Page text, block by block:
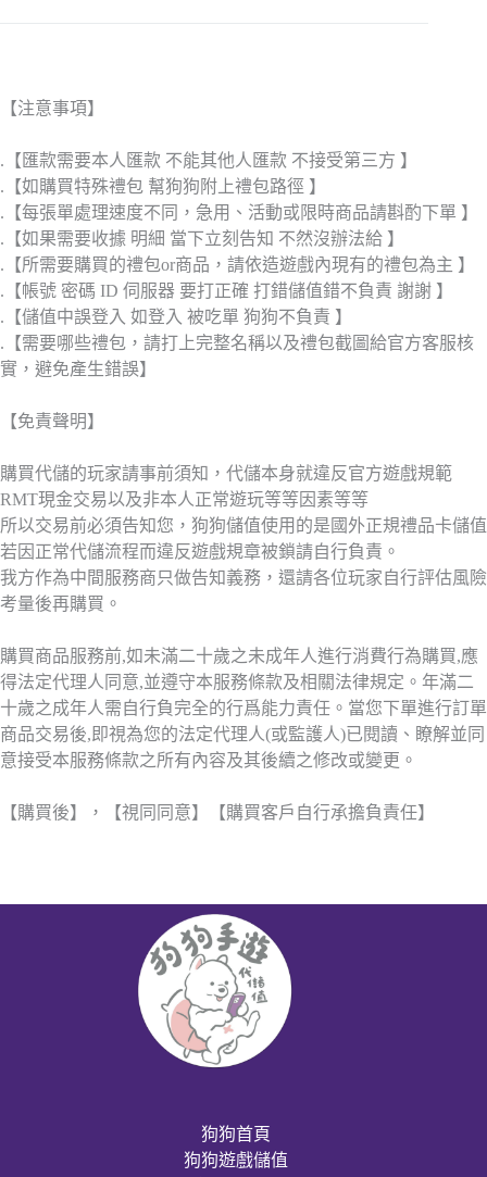
【注意事項】
.【匯款需要本人匯款 不能其他人匯款 不接受第三方 】
.【如購買特殊禮包 幫狗狗附上禮包路徑 】
.【每張單處理速度不同，急用、活動或限時商品請斟酌下單 】
.【如果需要收據 明細 當下立刻告知 不然沒辦法給 】
.【所需要購買的禮包or商品，請依造遊戲內現有的禮包為主 】
.【帳號 密碼 ID 伺服器 要打正確 打錯儲值錯不負責 謝謝 】
.【儲值中誤登入 如登入 被吃單 狗狗不負責 】
.【需要哪些禮包，請打上完整名稱以及禮包截圖給官方客服核
實，避免產生錯誤】
【免責聲明】
購買代儲的玩家請事前須知，代儲本身就違反官方遊戲規範
RMT現金交易以及非本人正常遊玩等等因素等等
所以交易前必須告知您，狗狗儲值使用的是國外正規禮品卡儲值
若因正常代儲流程而違反遊戲規章被鎖請自行負責。
我方作為中間服務商只做告知義務，還請各位玩家自行評估風險
考量後再購買。
購買商品服務前,如未滿二十歲之未成年人進行消費行為購買,應
得法定代理人同意,並遵守本服務條款及相關法律規定。年滿二
十歲之成年人需自行負完全的行爲能力責任。當您下單進行訂單
商品交易後,即視為您的法定代理人(或監護人)已閱讀、瞭解並同
意接受本服務條款之所有內容及其後續之修改或變更。
【購買後】，【視同同意】【購買客戶自行承擔負責任】
狗狗首頁
狗狗遊戲儲值